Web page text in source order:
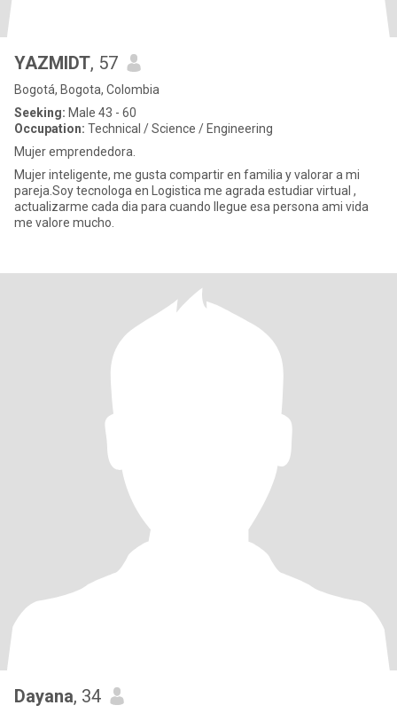
YAZMIDT, 57
Bogotá, Bogota, Colombia
Seeking: Male 43 - 60
Occupation: Technical / Science / Engineering
Mujer emprendedora.
Mujer inteligente, me gusta compartir en familia y valorar a mi
pareja.Soy tecnologa en Logistica me agrada estudiar virtual ,
actualizarme cada dia para cuando llegue esa persona ami vida
me valore mucho.
Dayana, 34